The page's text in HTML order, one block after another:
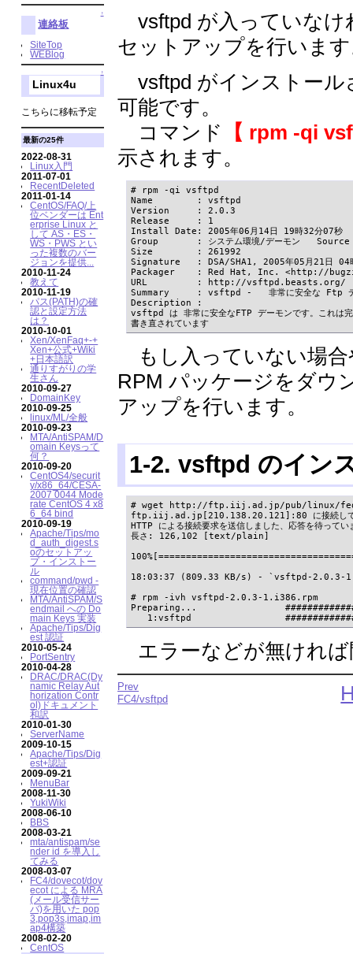
↑
連絡板
SiteTop
WEBlog
↑
Linux4u
こちらに移転予定
最新の25件
2022-08-31
Linux入門
2011-07-01
RecentDeleted
2011-01-14
CentOS/FAQ/上
位ベンダーは Ent
erprise Linux と
して AS・ES・
WS・PWS とい
った複数のバー
ジョンを提供...
2010-11-24
教えて
2010-11-19
パス(PATH)の確
認と設定方法
は？
2010-10-01
Xen/XenFaq+-+
Xen+公式+Wiki
+日本語訳
通りすがりの学
生さん
2010-09-27
DomainKey
2010-09-25
linux/ML/全般
2010-09-23
MTA/AntiSPAM/D
omain Keysって
何？
2010-09-20
CentOS4/securit
y/x86_64/CESA-
2007 0044 Mode
rate CentOS 4 x8
6_64 bind
2010-09-19
Apache/Tips/mo
d_auth_digest.s
oのセットアッ
プ・インストー
ル
command/pwd -
現在位置の確認
MTA/AntiSPAM/S
endmail への Do
main Keys 実装
Apache/Tips/Dig
est 認証
2010-05-24
PortSentry
2010-04-28
DRAC/DRAC(Dy
namic Relay Aut
horization Contr
ol)ドキュメント
和訳
2010-01-30
ServerName
2009-10-15
Apache/Tips/Dig
est+認証
2009-09-21
MenuBar
2008-11-30
YukiWiki
2008-06-10
BBS
2008-03-21
mta/antispam/se
nder id を導入し
てみる
2008-03-07
FC4/dovecot/dov
ecot による MRA
(メール受信サー
バ)を用いた pop
3,pop3s,imap,im
ap4構築
2008-02-20
CentOS
vsftpd が入っていなけ
セットアップを行いま
vsftpd がインストール
可能です。
コマンド
【 rpm -qi
示されます。
# rpm -qi vsftpd
Name        : vsftpd
Version     : 2.0.3
Release     : 1
Install Date: 2005年06月14日 19時32分
Group       : システム環境/デーモン
Size        : 261992
Signature   : DSA/SHA1, 2005年05月21日
Packager    : Red Hat, Inc. <http://
URL         : http://vsftpd.beasts.org/
Summary     : vsftpd -   非常に安全な Ftp デ
Description :
vsftpd は 非常に安全なFTP デーモンです。これは完
書き直されています
もし入っていない場合
RPM パッケージをダウ
アップを行います。
1-2. vsftpd のイン
# wget http://ftp.iij.ad.jp/pub/linux/
ftp.iij.ad.jp[210.138.20.121]:80 に接続して
HTTP による接続要求を送信しました、応答を待っ
長さ: 126,102 [text/plain]
18:03:37 (809.33 KB/s) - `vsftpd-2.0.3-
# rpm -ivh vsftpd-2.0.3-1.i386.rpm
Preparing...
1:vsftpd
エラーなどが無ければ
Prev
FC4/vsftpd